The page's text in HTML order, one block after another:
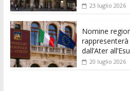
23 luglio 2026
Nomine
dall’Ater
20 luglio 2026